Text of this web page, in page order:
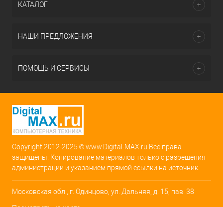
КАТАЛОГ
НАШИ ПРЕДЛОЖЕНИЯ
ПОМОЩЬ И СЕРВИСЫ
Copyright 2012-2025 © www.Digital-MAX.ru Все права
защищены. Копирование материалов только с разрешения
администрации и указанием прямой ссылки на источник.
Московская обл., г. Одинцово, ул. Дальняя, д. 15, пав. 38